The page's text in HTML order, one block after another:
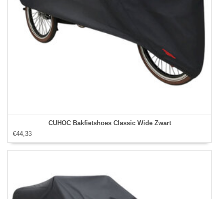
CUHOC Bakfietshoes Classic Wide Zwart
€44,33